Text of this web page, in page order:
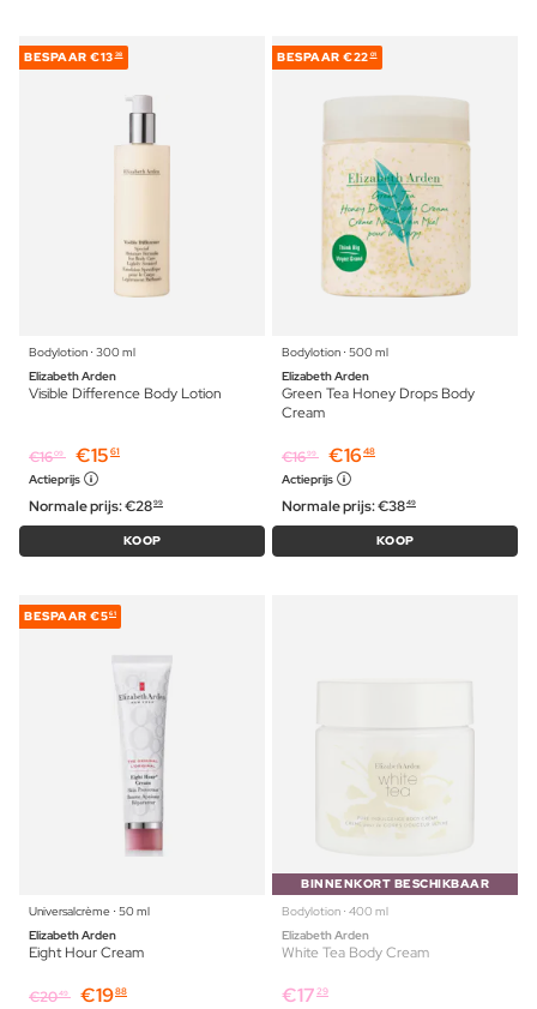
BESPAAR €13 38
Bodylotion ⋅ 300 ml
Elizabeth Arden
Visible Difference Body Lotion
€1609 €15 61
Actieprijs
Normale prijs:€2899
KOOP
BESPAAR €22 01
Bodylotion ⋅ 500 ml
Elizabeth Arden
Green Tea Honey Drops Body
Cream
€1699 €1648
Actieprijs
Normale prijs:€3849
KOOP
BESPAAR €561
Universalcrème ⋅ 50 ml
Elizabeth Arden
Eight Hour Cream
€2049 €1988
BINNENKORT BESCHIKBAAR
Bodylotion ⋅ 400 ml
Elizabeth Arden
White Tea Body Cream
€17 29